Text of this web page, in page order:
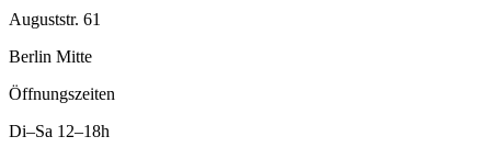
Auguststr. 61
Berlin Mitte
Öffnungszeiten
Di–Sa 12–18h